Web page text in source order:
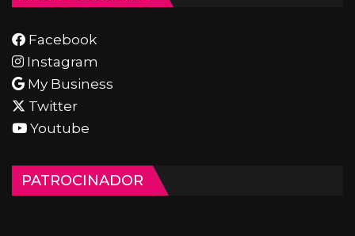
Facebook
Instagram
My Business
Twitter
Youtube
PATROCINADOR